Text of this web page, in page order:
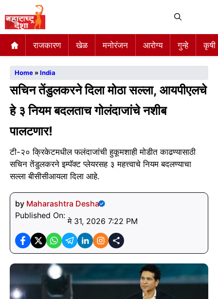
राजकारण खेळ मनोरंजन आरोग्य गुन्हे कृषी
Home »India
सचिन तेंडुलकरने दिला मोठा सल्ला, आयपीएलचे
हे ३ नियम बदलताच गोलंदाजांचे नशीब
पालटणार!
टी-२० क्रिकेटमधील फलंदाजांची हुकूमशाही मोडीत काढण्यासाठी
सचिन तेंडुलकरने इम्पॅक्ट प्लेयरसह ३ महत्त्वाचे नियम बदलण्याचा
सल्ला बीसीसीआयला दिला आहे.
by Maharashtra Desha
Published On:
मे 31, 2026 7:22 PM